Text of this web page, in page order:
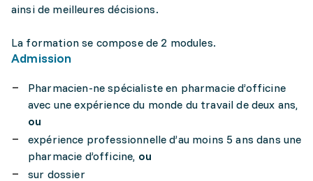
ainsi de meilleures décisions.
La formation se compose de 2 modules.
Admission
Pharmacien-ne spécialiste en pharmacie d’officine
avec une expérience du monde du travail de deux ans,
ou
expérience professionnelle d’au moins 5 ans dans une
pharmacie d’officine, ou
sur dossier